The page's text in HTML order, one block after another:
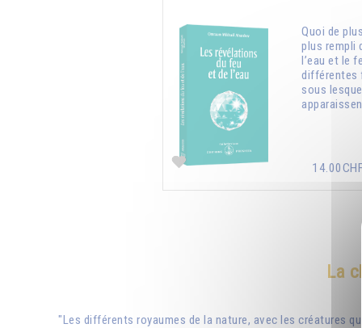
Quoi de
plus rempli
l’eau et le
différentes
sous
La
"Les différents royaumes de la nature, avec les créatures